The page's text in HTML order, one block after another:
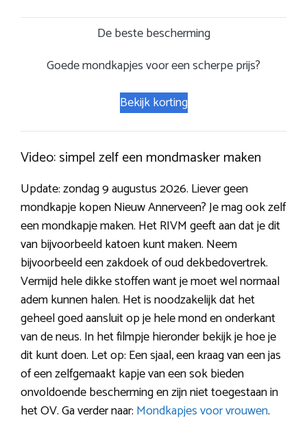
De beste bescherming
Goede mondkapjes voor een scherpe prijs?
Bekijk korting
Video: simpel zelf een mondmasker maken
Update: zondag 9 augustus 2026. Liever geen
mondkapje kopen Nieuw Annerveen? Je mag ook zelf
een mondkapje maken. Het RIVM geeft aan dat je dit
van bijvoorbeeld katoen kunt maken. Neem
bijvoorbeeld een zakdoek of oud dekbedovertrek.
Vermijd hele dikke stoffen want je moet wel normaal
adem kunnen halen. Het is noodzakelijk dat het
geheel goed aansluit op je hele mond en onderkant
van de neus. In het filmpje hieronder bekijk je hoe je
dit kunt doen. Let op: Een sjaal, een kraag van een jas
of een zelfgemaakt kapje van een sok bieden
onvoldoende bescherming en zijn niet toegestaan in
het OV. Ga verder naar: Mondkapjes voor vrouwen.